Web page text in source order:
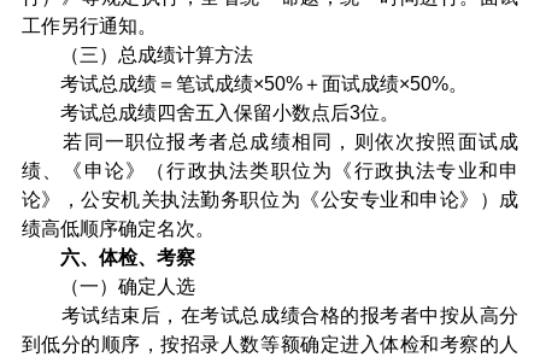
工作另行通知。
（三）总成绩计算方法
考试总成绩＝笔试成绩×50%＋面试成绩×50%。
考试总成绩四舍五入保留小数点后3位。
若同一职位报考者总成绩相同，则依次按照面试成
绩、《申论》（行政执法类职位为《行政执法专业和申
论》，公安机关执法勤务职位为《公安专业和申论》）成
绩高低顺序确定名次。
六、体检、考察
（一）确定人选
考试结束后，在考试总成绩合格的报考者中按从高分
到低分的顺序，按招录人数等额确定进入体检和考察的人